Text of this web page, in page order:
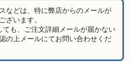
などは、特に弊店からのメールが
ざいます。
ても、ご注文詳細メールが届かない
の上メールにてお問い合わせくだ